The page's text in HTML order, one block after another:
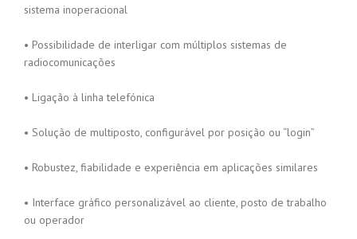
sistema inoperacional
• Possibilidade de interligar com múltiplos sistemas de
radiocomunicações
• Ligação à linha telefónica
• Solução de multiposto, configurável por posição ou “login”
• Robustez, fiabilidade e experiência em aplicações similares
• Interface gráfico personalizável ao cliente, posto de trabalho
ou operador